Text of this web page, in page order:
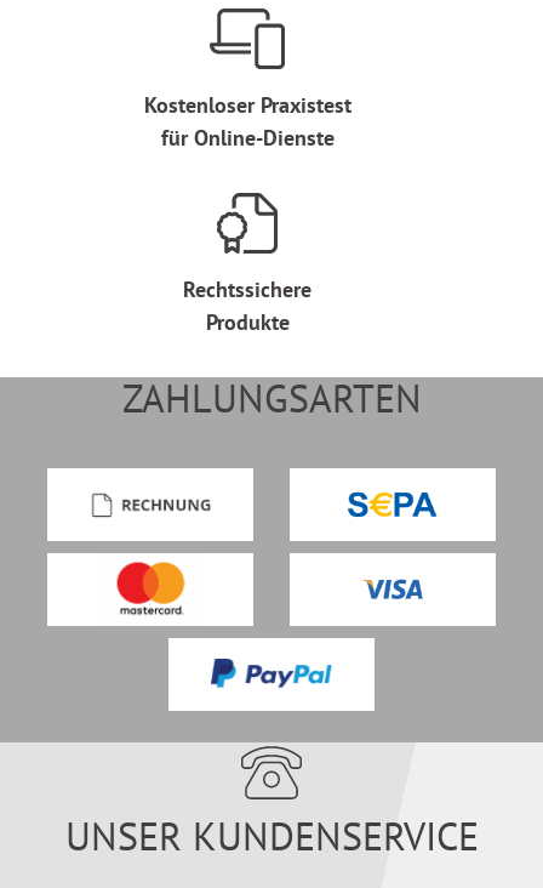
Kostenloser Praxistest
für Online-Dienste
Rechtssichere
Produkte
ZAHLUNGSARTEN
UNSER KUNDENSERVICE